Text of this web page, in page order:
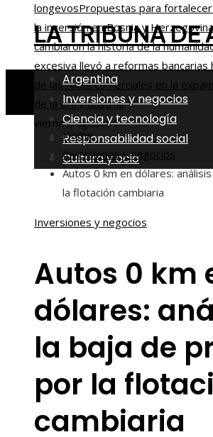
longevosPropuestas para
la inversión en Bosnia y Herzegovina
cambiaron la historia de la
excesiva llevó a reformas bancarias
de las rutas comerciales en la
de la era industrial
viernes, agosto 7
LA TRIBUNA DE
Argentina
Inversiones y negocios
Ciencia y tecnología
Responsabilidad social
Cultura y ocio
Home
Inversiones y negocios
Autos 0 km en dólares:
la flotación cambiaria
Inversiones y negocios
Autos 0 km
dólares:
la baja de
por la
cambiaria